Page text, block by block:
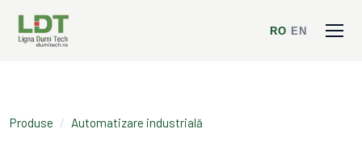
RO EN
Produse / Automatizare industrială